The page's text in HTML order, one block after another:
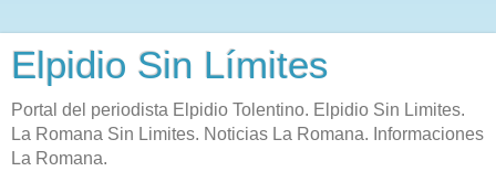
Elpidio Sin Límites
Portal del periodista Elpidio Tolentino. Elpidio Sin Limites.
La Romana Sin Limites. Noticias La Romana. Informaciones
La Romana.